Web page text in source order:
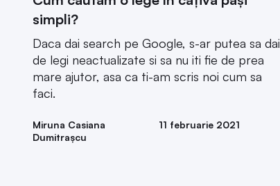
simpli?
Daca dai search pe Google, s-ar putea sa dai
de legi neactualizate si sa nu iti fie de prea
mare ajutor, asa ca ti-am scris noi cum sa
faci.
Miruna Casiana
Dumitrașcu
11 februarie 2021